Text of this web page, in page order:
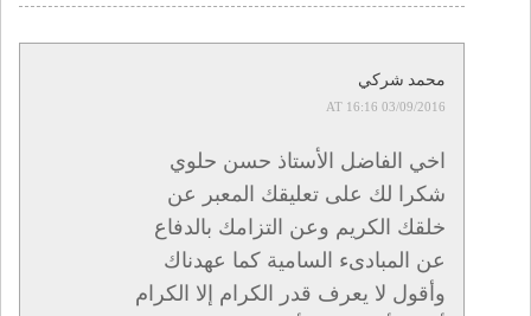
محمد شركي
03/09/2016 AT 16:16
اخي الفاضل الأستاذ حسن حلوي
شكرا لك على تعليقك المعبر عن
خلقك الكريم وعن التزامك بالدفاع
عن المبادىء السامية كما عهدناك
وأقول لا يعرف قدر الكرام إلا الكرام